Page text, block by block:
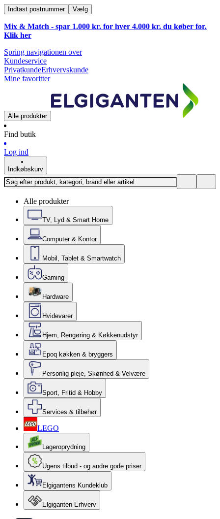
Indtast postnummer Vælg
Mix & Match - spar 1.000 kr. for hver 4.000 kr. du køber for.
Klik her
Spring navigationen over
Kundeservice
PrivatkundeErhvervskunde
Mine favoritter
Alle produkter
Find butik
Log ind
Indkøbskurv
Alle produkter
TV, Lyd & Smart Home
Computer & Kontor
Mobil, Tablet & Smartwatch
Gaming
Hardware
Hvidevarer
Hjem, Rengøring & Køkkenudstyr
Epoq køkken & bryggers
Personlig pleje, Skønhed & Velvære
Sport, Fritid & Hobby
Services & tilbehør
LEGO
Lageroprydning
Ugens tilbud - og andre gode priser
Elgigantens Kundeklub
Elgiganten Erhverv